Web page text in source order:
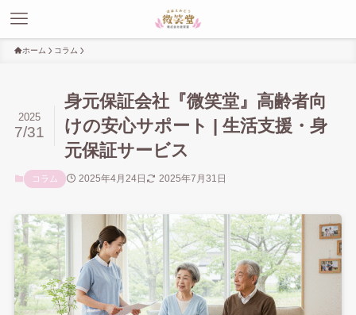
ホーム コラム
身元保証会社『微笑堂』高齢者向
けの安心サポート | 生活支援・身
元保証サービス
2025
7/31
コラム 2025年4月24日 2025年7月31日